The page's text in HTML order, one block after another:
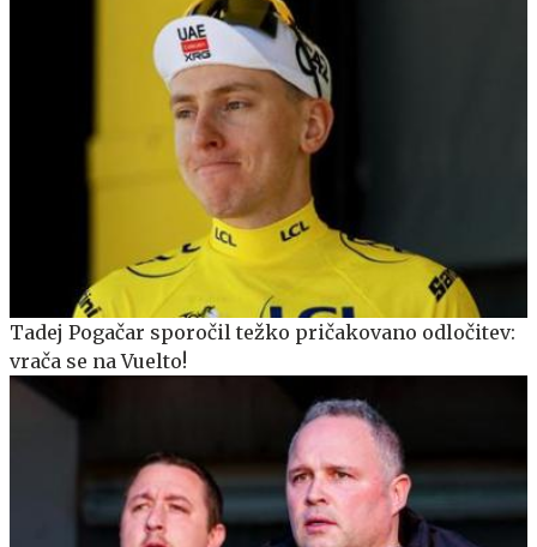
Tadej Pogačar sporočil težko pričakovano odločitev:
vrača se na Vuelto!